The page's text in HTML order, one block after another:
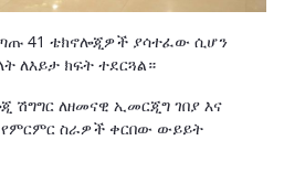
41 ቴክኖሎጂዎች ያሳተፈው ሲሆን
ለእይታ ክፍት ተደርጓል።
ሽግግር ለዘመናዊ ኢመርጂግ ገበያ እና
የምርምር ስራዎች ቀርበው ውይይት